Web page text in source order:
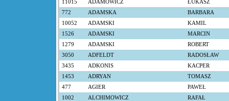
11015
ADAMOWICZ
ŁUKASZ
772
ADAMSKA
BARBARA
10052
ADAMSKI
KAMIL
1526
ADAMSKI
MARCIN
1279
ADAMSKI
ROBERT
3050
ADFELDT
RADOSŁAW
3435
ADKONIS
KACPER
1453
ADRYAN
TOMASZ
477
AGIER
PAWEŁ
1002
ALCHIMOWICZ
RAFAŁ